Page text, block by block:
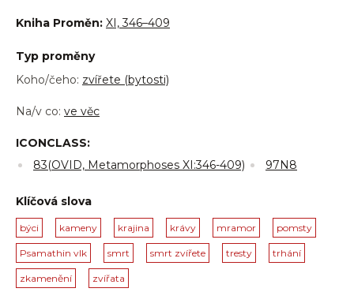
Kniha Proměn: XI, 346–409
Typ proměny
Koho/čeho: zvířete (bytosti)
Na/v co: ve věc
ICONCLASS:
83(OVID, Metamorphoses XI:346-409)
97N8
Klíčová slova
býci kameny krajina krávy mramor pomsty
Psamathin vlk smrt smrt zvířete tresty trhání
zkamenění zvířata